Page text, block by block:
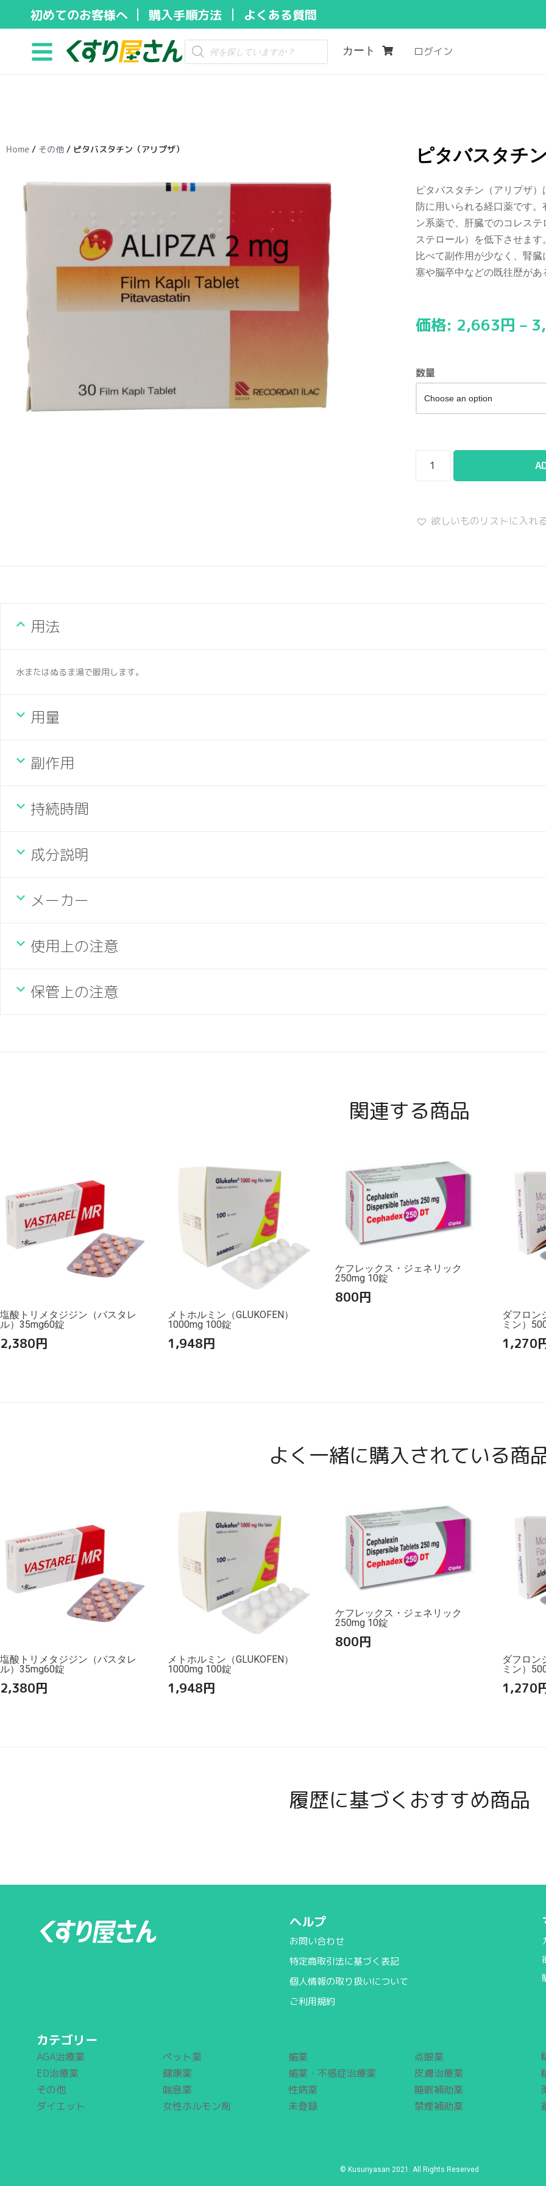
キ
初めてのお客様へ 購入手順方法 よくある質問
カート ログイン
Home / その他 / ピタバスタチン（アリプザ） ピタバスタチ
ピタバスタチン（アリプザ
防に用いられる経口薬です
ン系薬で、肝臓でのコレス
ステロール）を低下させま
比べて副作用が少なく、腎
塞や脳卒中などの既往歴が
価格: 2,663円 –
数量
欲しいものリストに入れ
用法
水またはぬるま湯で服用します。
用量
副作用
持続時間
成分説明
メーカー
使用上の注意
保管上の注意
関連する商品
塩酸トリメタジジン（バスタレ
ル）35mg60錠
2,380円
メトホルミン（GLUKOFEN）
1000mg 100錠
1,948円
ケフレックス・ジェネリック
250mg 10錠
800円
ダフロン
ミン）
1,270
よく一緒に購入されている商
塩酸トリメタジジン（バスタレ
ル）35mg60錠
2,380円
メトホルミン（GLUKOFEN）
1000mg 100錠
1,948円
ケフレックス・ジェネリック
250mg 10錠
800円
ダフロン
ミン）
1,270
履歴に基づくおすすめ商品
ヘルプ
お問い合わせ
特定商取引法に基づく表記
個人情報の取り扱いについて
ご利用規約
カテゴリー
AGA治療薬
ED治療薬
その他
ダイエット
ペット薬
健康薬
喘息薬
女性ホルモン剤
媚薬
媚薬・不感症治療薬
性病薬
未登録
点眼薬
皮膚治療薬
睡眠補助薬
禁煙補助薬
© Kusuriyasan 2021. All Rights Reserved